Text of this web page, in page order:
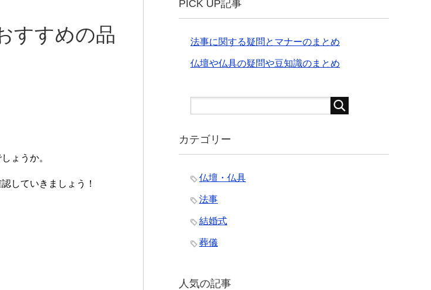
すすめの品
ょうか。
していきましょう！
PICK UP記事
法事に関する疑問とマナーのまとめ
仏壇や仏具の疑問や豆知識のまとめ
カテゴリー
仏壇・仏具
法事
結婚式
葬儀
人気の記事